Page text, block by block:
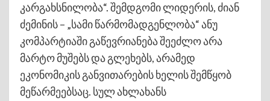
კარგახსნილობა“. შემდგომი ლიდერის, ძიან
ძემინის – „სამი წარმომადგენლობა“ ანუ
კომპარტიაში გაწევრიანება შეეძლო არა
მარტო მუშებს და გლეხებს, არამედ
ეკონომიკის განვითარების ხელის შემწყობ
მეწარმეებსაც. სულ ახლახანს